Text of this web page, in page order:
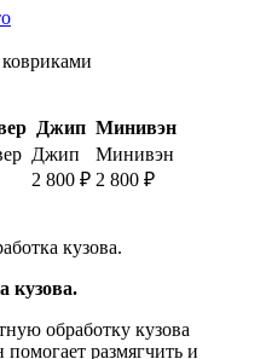
Джип Минивэн
Джип
2 800 ₽
Минивэн
2 800 ₽
кузова.
обработку кузова
размягчить и